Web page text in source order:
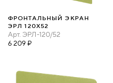
ФРОНТАЛЬНЫЙ ЭКРАН
ЭРЛ 120Х52
Арт. ЭРЛ-120/52
6 209 ₽